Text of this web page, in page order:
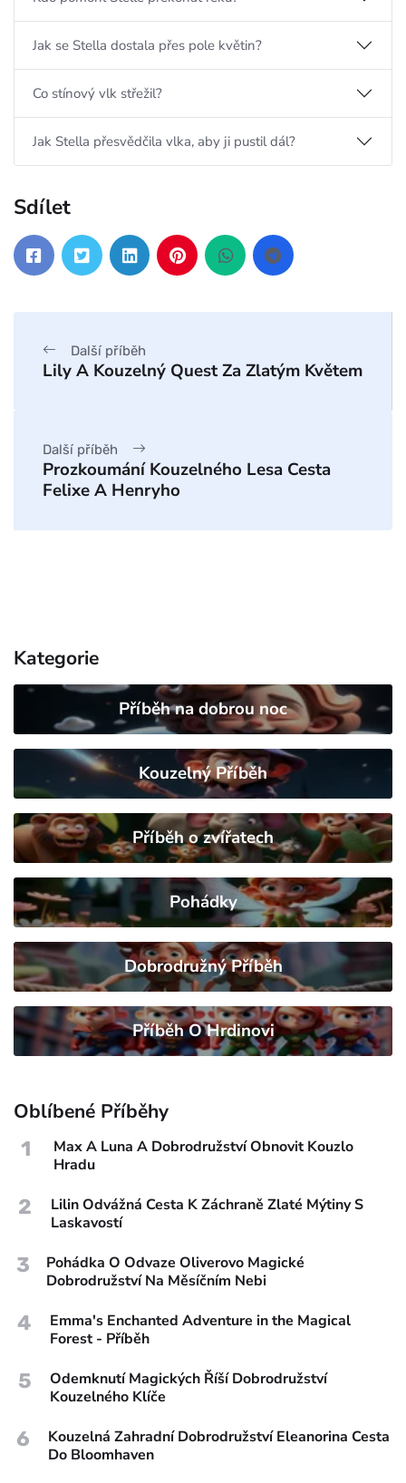
Jak se Stella dostala přes pole květin?
Co stínový vlk střežil?
Jak Stella přesvědčila vlka, aby ji pustil dál?
Sdílet
Další příběh
Lily A Kouzelný Quest Za Zlatým Květem
Další příběh
Prozkoumání Kouzelného Lesa Cesta
Felixe A Henryho
Kategorie
Příběh na dobrou noc
Kouzelný Příběh
Příběh o zvířatech
Pohádky
Dobrodružný Příběh
Příběh O Hrdinovi
Oblíbené Příběhy
1
Max A Luna A Dobrodružství Obnovit Kouzlo
Hradu
2
Lilin Odvážná Cesta K Záchraně Zlaté Mýtiny S
Laskavostí
3
Pohádka O Odvaze Oliverovo Magické
Dobrodružství Na Měsíčním Nebi
4
Emma's Enchanted Adventure in the Magical
Forest - Příběh
5
Odemknutí Magických Říší Dobrodružství
Kouzelného Klíče
6
Kouzelná Zahradní Dobrodružství Eleanorina Cesta
Do Bloomhaven